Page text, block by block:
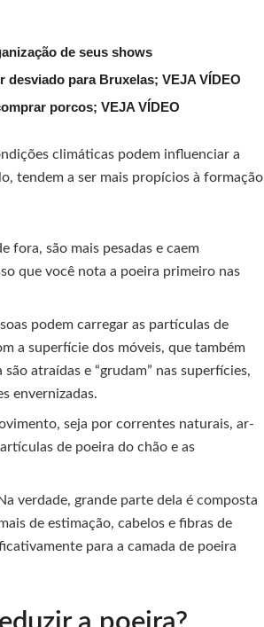
de seus shows
para Bruxelas; VEJA VÍDEO
porcos; VEJA VÍDEO
climáticas podem influenciar a
tendem a ser mais propícios à formação
fora, são mais pesadas e caem
que você nota a poeira primeiro nas
podem carregar as partículas de
a superfície dos móveis, que também
atraídas e “grudam” nas superfícies,
envernizadas.
seja por correntes naturais, ar-
de poeira do chão e as
verdade, grande parte dela é composta
de estimação, cabelos e fibras de
para a camada de poeira